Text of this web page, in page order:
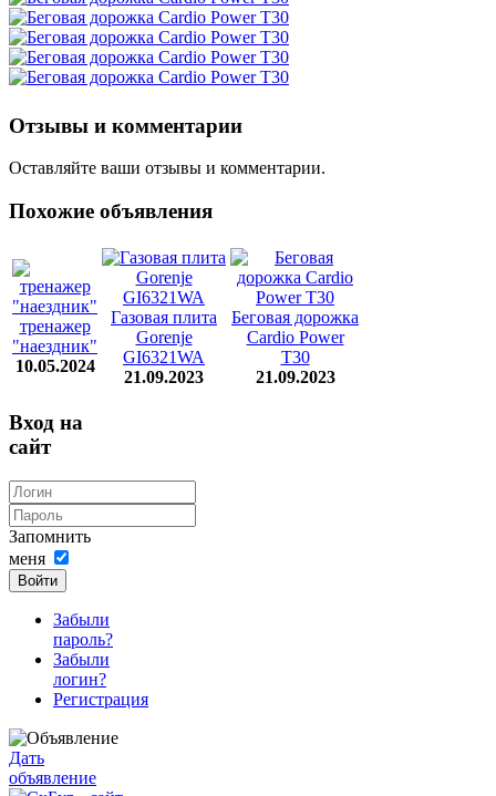
Отзывы и комментарии
Оставляйте ваши отзывы и комментарии.
Похожие объявления
тренажер
"наездник"
10.05.2024
Газовая плита
Gorenje
GI6321WA
21.09.2023
Беговая дорожка
Cardio Power
T30
21.09.2023
Вход на
сайт
Запомнить
меня
Войти
Забыли
пароль?
Забыли
логин?
Регистрация
Дать
объявление